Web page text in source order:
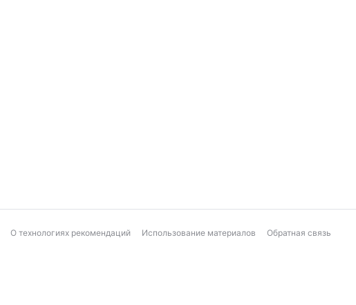
О технологиях рекомендаций Использование материалов Обратная связь